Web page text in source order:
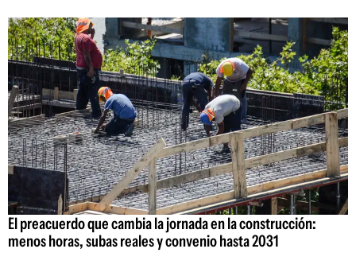
El preacuerdo que cambia la jornada en la construcción:
menos horas, subas reales y convenio hasta 2031